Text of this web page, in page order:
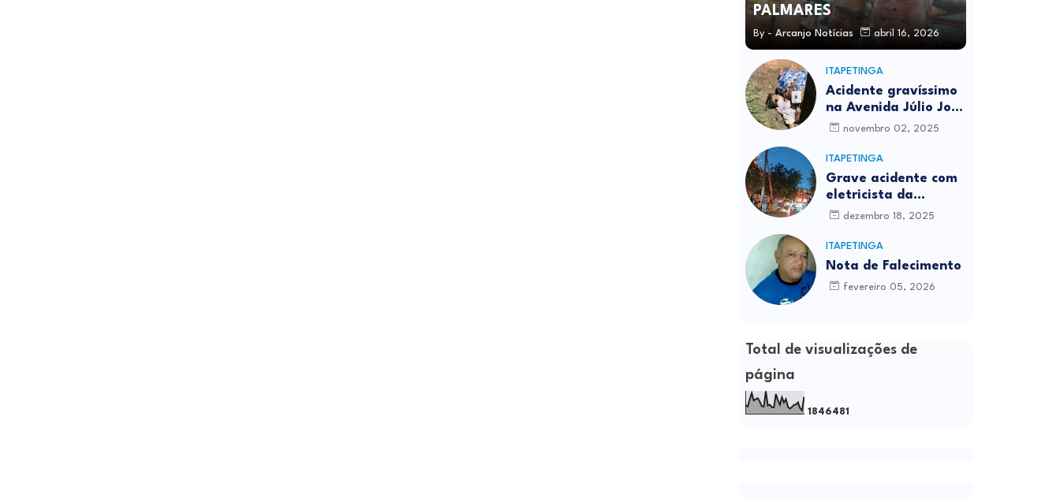
PALMARES
By - Arcanjo Notícias abril 16, 2026
ITAPETINGA
Acidente gravíssimo
na Avenida Júlio José
Rodrigues deixa um
novembro 02, 2025
ITAPETINGA
Grave acidente com
eletricista da
Prefeitura é
Itapetinga
dezembro 18, 2025
ITAPETINGA
Nota de Falecimento
fevereiro 05, 2026
Total de visualizações de
página
1 846481